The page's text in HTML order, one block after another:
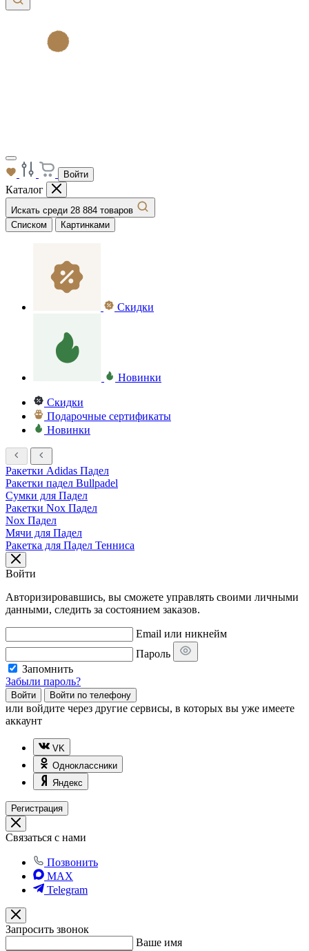
Войти
Каталог
Искать среди 28 884 товаров
Списком
Картинками
Скидки
Новинки
Скидки
Подарочные сертификаты
Новинки
Ракетки Adidas Падел
Ракетки падел Bullpadel
Сумки для Падел
Ракетки Nox Падел
Nox Падел
Мячи для Падел
Ракетка для Падел Тенниса
Войти
Авторизировавшись, вы сможете управлять своими личными
данными, следить за состоянием заказов.
Email или никнейм
Пароль
Запомнить
Забыли пароль?
Войти Войти по телефону
или войдите через другие сервисы, в которых вы уже имеете
аккаунт
VK
Одноклассники
Яндекс
Регистрация
Связаться с нами
Позвонить
MAX
Telegram
Запросить звонок
Ваше имя